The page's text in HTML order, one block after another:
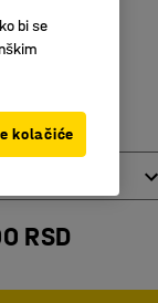
RSD
bi se
kolačiće